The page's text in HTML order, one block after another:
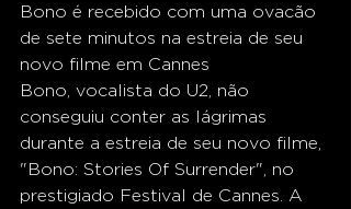
Bono é recebido com uma ovacão
de sete minutos na estreia de seu
novo filme em Cannes
Bono, vocalista do U2, não
conseguiu conter as lágrimas
durante a estreia de seu novo filme,
"Bono: Stories Of Surrender", no
prestigiado Festival de Cannes. A